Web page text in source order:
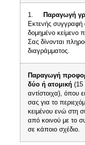
1. Παραγωγή
Εκτενής
δομημένο κείμενο
Σας δίνονται
διαγράμματος.
Παραγωγή
δύο ή ατομική (15
αντίστοιχα), όπου
σας για το
κειμένου ενώ στη
από κοινού με το
σε κάποιο σχέδιο.